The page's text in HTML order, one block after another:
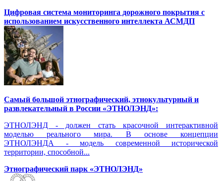
Цифровая система мониторинга дорожного покрытия с
использованием искусственного интеллекта АСМДП
Самый большой этнографический, этнокультурный и
развлекательный в России «ЭТНОЛЭНД»:
ЭТНОЛЭНД - должен стать красочной интерактивной
моделью реального мира. В основе концепции
ЭТНОЛЭНДА - модель современной исторической
территории, способной...
Этнографический парк «ЭТНОЛЭНД»